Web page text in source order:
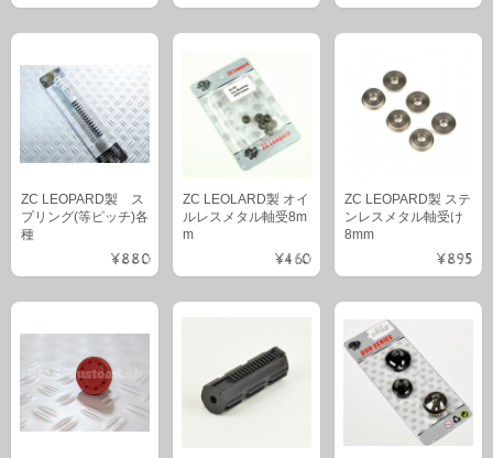
ZC LEOPARD製 ス
プリング(等ピッチ)各
種
¥880
ZC LEOLARD製 オイ
ルレスメタル軸受8m
m
¥460
ZC LEOPARD製 ステ
ンレスメタル軸受け
8mm
¥895